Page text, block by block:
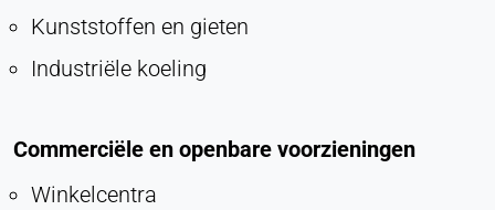
Kunststoffen en gieten
Industriële koeling
Commerciële en openbare voorzieningen
Winkelcentra